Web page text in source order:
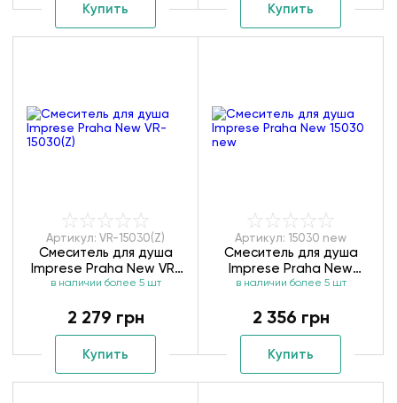
Купить Купить
Артикул: VR-15030(Z)
Смеситель для душа
Imprese Praha New VR-
15030(Z)
в наличии более 5 шт
2 279 грн
Купить
Артикул: 15030 new
Смеситель для душа
Imprese Praha New
15030 new
в наличии более 5 шт
2 356 грн
Купить